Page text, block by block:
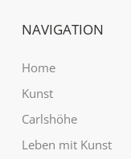
NAVIGATION
Home
Kunst
Carlshöhe
Leben mit Kunst